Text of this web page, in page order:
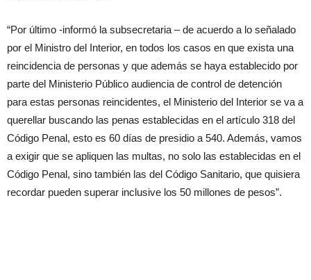
“Por último -informó la subsecretaria – de acuerdo a lo señalado
por el Ministro del Interior, en todos los casos en que exista una
reincidencia de personas y que además se haya establecido por
parte del Ministerio Público audiencia de control de detención
para estas personas reincidentes, el Ministerio del Interior se va a
querellar buscando las penas establecidas en el artículo 318 del
Código Penal, esto es 60 días de presidio a 540. Además, vamos
a exigir que se apliquen las multas, no solo las establecidas en el
Código Penal, sino también las del Código Sanitario, que quisiera
recordar pueden superar inclusive los 50 millones de pesos”.